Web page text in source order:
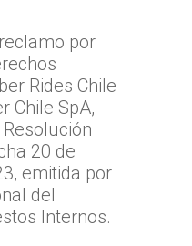
por
Rides Chile
Chile SpA,
20 de
emitida por
del
Internos.